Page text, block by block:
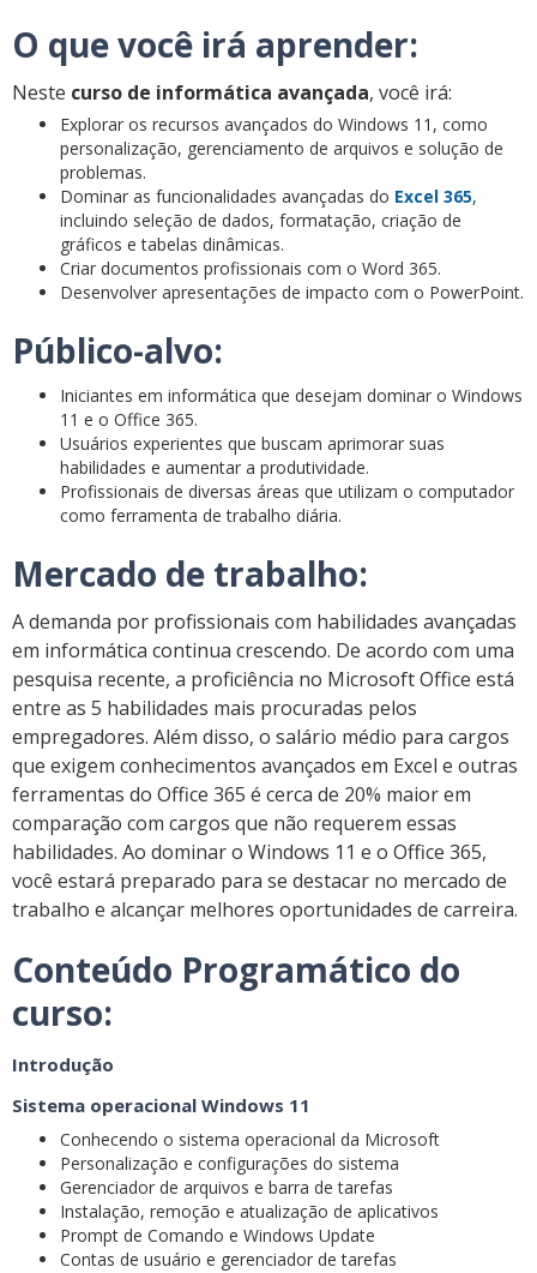
O que você irá aprender:
Neste curso de informática avançada, você irá:
Explorar os recursos avançados do Windows 11, como
personalização, gerenciamento de arquivos e solução de
problemas.
Dominar as funcionalidades avançadas do Excel 365,
incluindo seleção de dados, formatação, criação de
gráficos e tabelas dinâmicas.
Criar documentos profissionais com o Word 365.
Desenvolver apresentações de impacto com o PowerPoint.
Público-alvo:
Iniciantes em informática que desejam dominar o Windows
11 e o Office 365.
Usuários experientes que buscam aprimorar suas
habilidades e aumentar a produtividade.
Profissionais de diversas áreas que utilizam o computador
como ferramenta de trabalho diária.
Mercado de trabalho:
A demanda por profissionais com habilidades avançadas
em informática continua crescendo. De acordo com uma
pesquisa recente, a proficiência no Microsoft Office está
entre as 5 habilidades mais procuradas pelos
empregadores. Além disso, o salário médio para cargos
que exigem conhecimentos avançados em Excel e outras
ferramentas do Office 365 é cerca de 20% maior em
comparação com cargos que não requerem essas
habilidades. Ao dominar o Windows 11 e o Office 365,
você estará preparado para se destacar no mercado de
trabalho e alcançar melhores oportunidades de carreira.
Conteúdo Programático do
curso:
Introdução
Sistema operacional Windows 11
Conhecendo o sistema operacional da Microsoft
Personalização e configurações do sistema
Gerenciador de arquivos e barra de tarefas
Instalação, remoção e atualização de aplicativos
Prompt de Comando e Windows Update
Contas de usuário e gerenciador de tarefas